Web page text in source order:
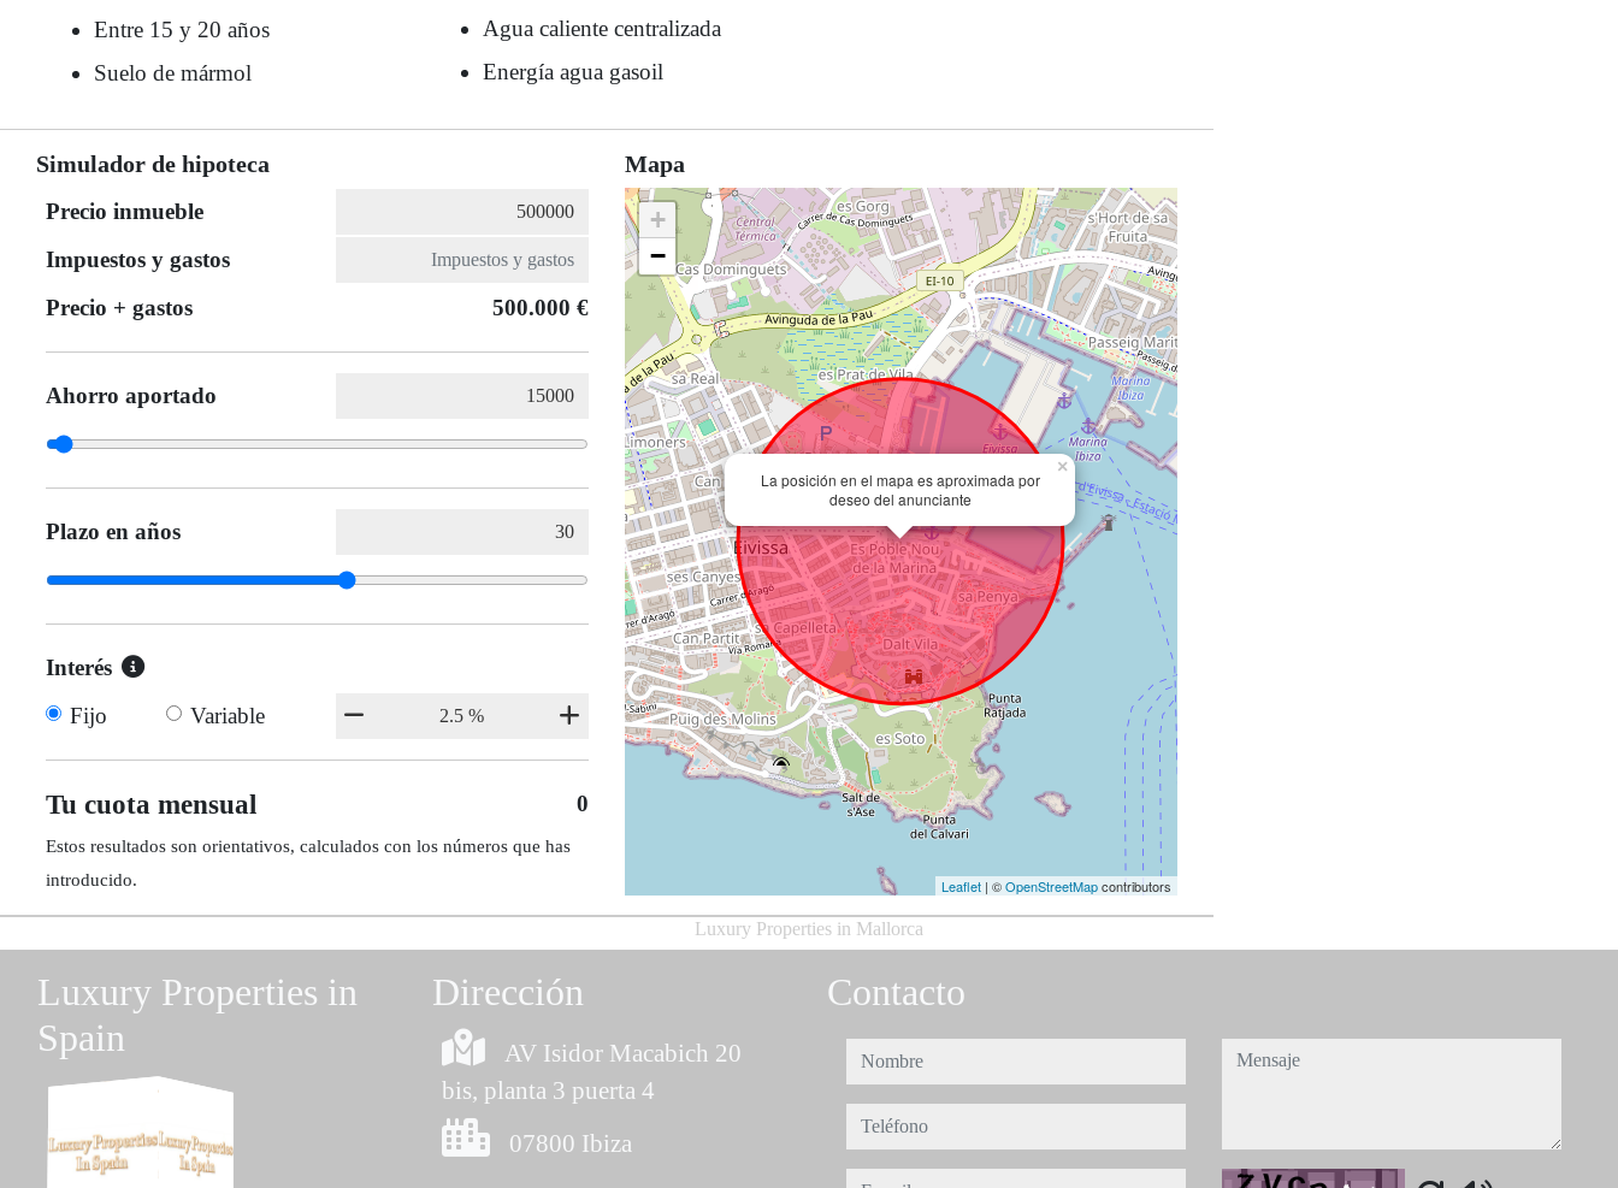
Entre 15 y 20 años
Suelo de mármol
Agua caliente centralizada
Energía agua gasoil
Simulador de hipoteca
Precio inmueble
Impuestos y gastos
Precio + gastos
500.000 €
Ahorro aportado
Plazo en años
Interés
Fijo
Variable
Tu cuota mensual 0
Estos resultados son orientativos, calculados con los números que has
introducido.
Mapa
La posición en el mapa es aproximada por
deseo del anunciante
×
+
−
Leaflet | ©OpenStreetMapcontributors
Luxury Properties in Mallorca
Luxury Properties in
Spain
Dirección
AV Isidor Macabich 20
bis, planta 3 puerta 4
07800 Ibiza
Contacto
nombre
teléfono
mensaje